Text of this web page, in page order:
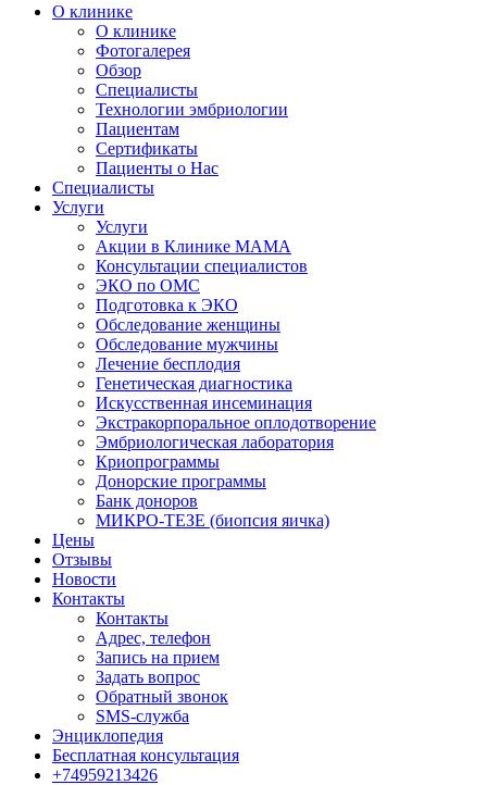
О клинике
О клинике
Фотогалерея
Обзор
Специалисты
Технологии эмбриологии
Пациентам
Сертификаты
Пациенты о Нас
Специалисты
Услуги
Услуги
Акции в Клинике МАМА
Консультации специалистов
ЭКО по ОМС
Подготовка к ЭКО
Обследование женщины
Обследование мужчины
Лечение бесплодия
Генетическая диагностика
Искусственная инсеминация
Экстракорпоральное оплодотворение
Эмбриологическая лаборатория
Криопрограммы
Донорские программы
Банк доноров
МИКРО-ТЕЗЕ (биопсия яичка)
Цены
Отзывы
Новости
Контакты
Контакты
Адрес, телефон
Запись на прием
Задать вопрос
Обратный звонок
SMS-служба
Энциклопедия
Бесплатная консультация
+74959213426